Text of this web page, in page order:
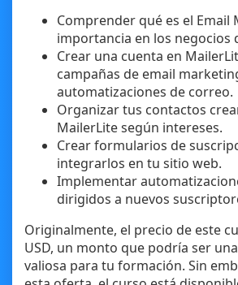
Comprender qué es el Email
importancia en los negocios
Crear una cuenta en
campañas de email
automatizaciones de correo.
Organizar tus contactos
MailerLite según intereses.
Crear formularios de
integrarlos en tu sitio web.
Implementar
dirigidos a nuevos
Originalmente, el precio de este
USD, un monto que podría ser
valiosa para tu formación. Sin